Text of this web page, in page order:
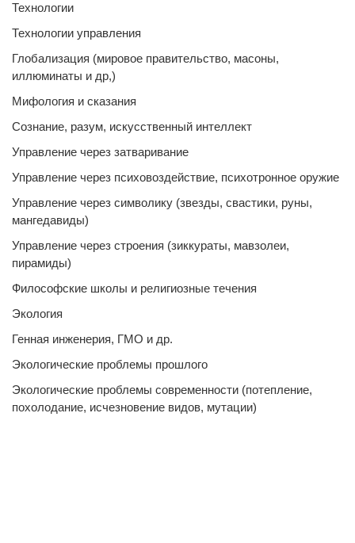
Технологии
Технологии управления
Глобализация (мировое правительство, масоны,
иллюминаты и др,)
Мифология и сказания
Сознание, разум, искусственный интеллект
Управление через затваривание
Управление через психовоздействие, психотронное оружие
Управление через символику (звезды, свастики, руны,
мангедавиды)
Управление через строения (зиккураты, мавзолеи,
пирамиды)
Философские школы и религиозные течения
Экология
Генная инженерия, ГМО и др.
Экологические проблемы прошлого
Экологические проблемы современности (потепление,
похолодание, исчезновение видов, мутации)